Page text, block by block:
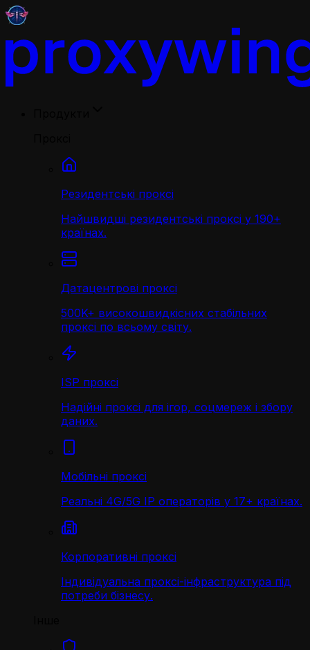
Резидентські проксі
Найшвидші резидентські проксі у 190+
країнах.
Датацентрові проксі
500K+ високошвидкісних стабільних
проксі по всьому світу.
ISP проксі
Надійні проксі для ігор, соцмереж і збору
даних.
Мобільні проксі
Реальні 4G/5G IP операторів у 17+ країнах.
Корпоративні проксі
Індивідуальна проксі-інфраструктура під
потреби бізнесу.